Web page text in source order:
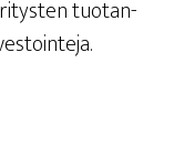
tuo­tan­